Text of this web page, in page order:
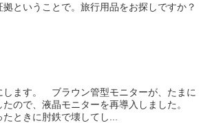
ということで。旅行用品をお探しですか？
します。 ブラウン管型モニターが、たまに
ので、液晶モニターを再導入しました。
ときに肘鉄で壊してし...